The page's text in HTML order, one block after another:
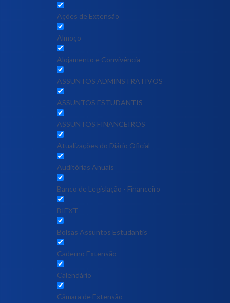
Ações de Extensão
Almoço
Alojamento e Convivência
ASSUNTOS ADMINSTRATIVOS
ASSUNTOS ESTUDANTIS
ASSUNTOS FINANCEIROS
Atualizações do Diário Oficial
Auditórias Anuais
Banco de Legislação - Financeiro
BIEXT
Bolsas Assuntos Estudantis
Caderno Extensão
Calendário
Câmara de Extensão